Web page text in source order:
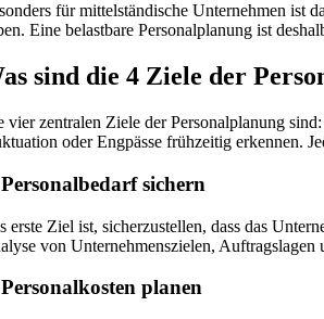
für mittelständische Unternehmen ist
Eine belastbare Personalplanung ist
sind die 4 Ziele der
vier zentralen Ziele der Personalplanung
oder Engpässe frühzeitig erkennen.
sichern
erste Ziel ist, sicherzustellen, dass das
von Unternehmenszielen, Auftragslagen
planen